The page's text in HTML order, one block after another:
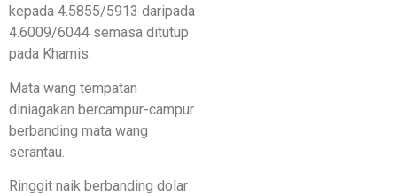
kepada 4.5855/5913 daripada
4.6009/6044 semasa ditutup
pada Khamis.
Mata wang tempatan
diniagakan bercampur-campur
berbanding mata wang
serantau.
Ringgit naik berbanding dolar